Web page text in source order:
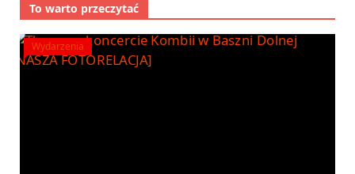
To warto przeczytać
Wydarzenia